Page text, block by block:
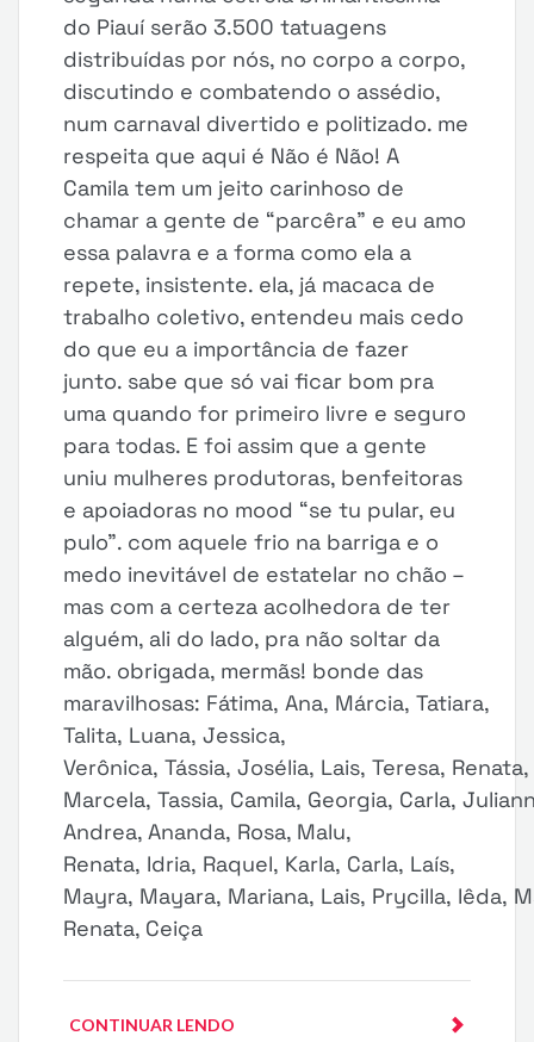
do Piauí serão 3.500 tatuagens
distribuídas por nós, no corpo a corpo,
discutindo e combatendo o assédio,
num carnaval divertido e politizado. me
respeita que aqui é Não é Não! A
Camila tem um jeito carinhoso de
chamar a gente de “parcêra” e eu amo
essa palavra e a forma como ela a
repete, insistente. ela, já macaca de
trabalho coletivo, entendeu mais cedo
do que eu a importância de fazer
junto. sabe que só vai ficar bom pra
uma quando for primeiro livre e seguro
para todas. E foi assim que a gente
uniu mulheres produtoras, benfeitoras
e apoiadoras no mood “se tu pular, eu
pulo”. com aquele frio na barriga e o
medo inevitável de estatelar no chão –
mas com a certeza acolhedora de ter
alguém, ali do lado, pra não soltar da
mão. obrigada, mermãs! bonde das
maravilhosas: Fátima, Ana, Márcia, Tatiara,
Talita, Luana, Jessica,
Verônica, Tássia, Josélia, Lais, Teresa,
Marcela, Tassia, Camila, Georgia, Carla,
Andrea, Ananda, Rosa, Malu,
Renata, Idria, Raquel, Karla, Carla, Laís,
Mayra, Mayara, Mariana, Lais, Prycilla, Iêda,
Renata, Ceiça
CONTINUAR LENDO